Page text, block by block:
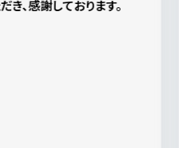
偵社だと思います。